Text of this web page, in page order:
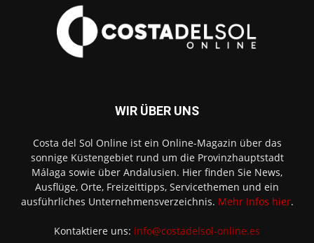
WIR ÜBER UNS
Costa del Sol Online ist ein Online-Magazin über das
sonnige Küstengebiet rund um die Provinzhauptstadt
Málaga sowie über Andalusien. Hier finden Sie News,
Ausflüge, Orte, Freizeittipps, Servicethemen und ein
ausführliches Unternehmensverzeichnis. Mehr Infos hier.
Kontaktiere uns: info@costadelsol-online.es